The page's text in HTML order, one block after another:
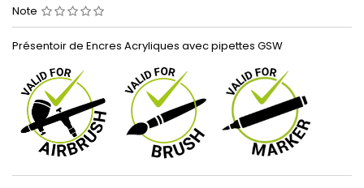
Note
Présentoir de Encres Acryliques avec pipettes GSW